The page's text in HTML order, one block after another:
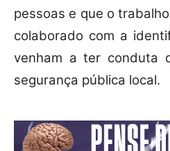
pessoas e que o
colaborado com a
venham a ter conduta
segurança pública local.